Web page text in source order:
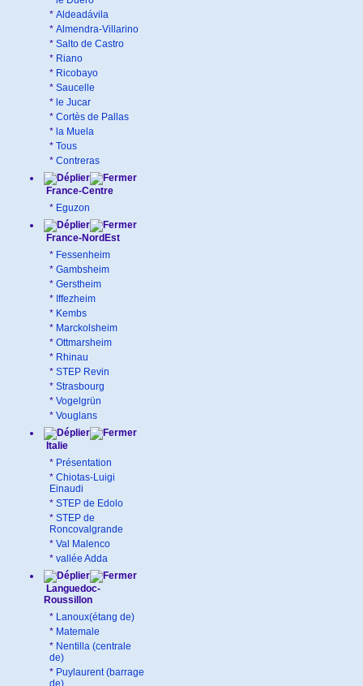
* Aldeadávila
* Almendra-Villarino
* Salto de Castro
* Riano
* Ricobayo
* Saucelle
* le Jucar
* Cortès de Pallas
* la Muela
* Tous
* Contreras
France-Centre
* Eguzon
France-NordEst
* Fessenheim
* Gambsheim
* Gerstheim
* Iffezheim
* Kembs
* Marckolsheim
* Ottmarsheim
* Rhinau
* STEP Revin
* Strasbourg
* Vogelgrün
* Vouglans
Italie
* Présentation
* Chiotas-Luigi
Einaudi
* STEP de Edolo
* STEP de
Roncovalgrande
* Val Malenco
* vallée Adda
Languedoc-
Roussillon
* Lanoux(étang de)
* Matemale
* Nentilla (centrale
de)
* Puylaurent (barrage
de)